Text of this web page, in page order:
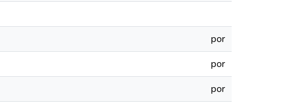
por
por
por